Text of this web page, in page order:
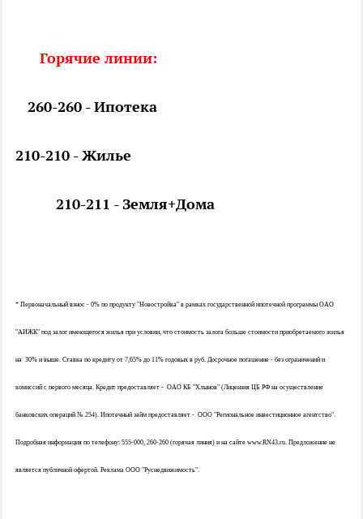
Горячие линии:
260-260 - Ипотека
210-210 - Жилье
210-211 - Земля+Дома
* Первоначальный взнос - 0% по продукту "Новостройка" в рамках государственной ипотечной программы ОАО
"АИЖК" под залог имеющегося жилья при условии, что стоимость залога больше стоимости приобретаемого жилья
на 30% и выше. Ставка по кредиту от 7,65% до 11% годовых в руб. Досрочное погашение - без ограничений и
комиссий с первого месяца. Кредит предоставляет - ОАО КБ "Хлынов" (Лицензия ЦБ РФ на осуществление
банковских операций № 254). Ипотечный займ предоставляет - ООО "Региональное инвестиционное агентство".
Подробная информация по телефону: 555-000, 260-260 (горячая линия) и на сайте www.RN43.ru. Предложение не
является публичной офертой. Реклама ООО "Руснедвижимость".